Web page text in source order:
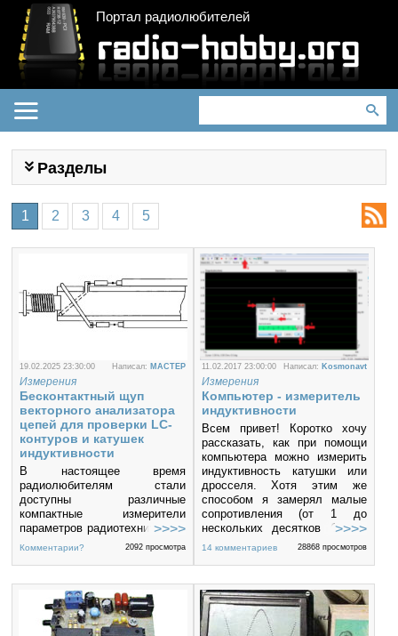
Портал радиолюбителей
Разделы
1 2 3 4 5
19.02.2025 23:30:00 Написал: MACTEP
Измерения
Бесконтактный щуп
векторного анализатора
цепей для проверки LC-
контуров и катушек
индуктивности
В настоящее время
радиолюбителям стали
доступны различные
компактные измерители
параметров радиотехнических
цепей и элементов, так
называемые векторные
помощью можно определить
множество различных
параметров и провести
налаживание.
Комментарии? 2092 просмотра
11.02.2017 23:00:00 Написал: Kosmonavt
Измерения
Компьютер - измеритель
индуктивности
Всем привет! Коротко хочу
рассказать, как при помощи
компьютера можно измерить
индуктивность катушки или
дросселя. Хотя этим же
способом я замерял малые
сопротивления (от 1 до
нескольких десятков Ом) и
ёмкости конденсаторов
(проверял от 200 до 10000
исключительно об измерении
индуктивностей.
14 комментариев 28868 просмотров